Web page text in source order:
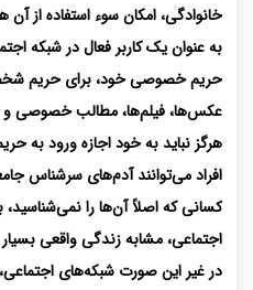
خانوادگی، امکان سوء استفاده از آن
به‌ عنوان یک کاربر فعال در شبکه
حریم خصوصی خود، برای حریم
عکس‌ها، فیلم‌ها، مطالب خصوصی و
هرگز نباید به خود اجازه ورود به
افراد می‌توانند آدم‌های سرشناس
کسانی که اصلاً آن‌ها را
اجتماعی، مشابه زندگی واقعی
در غیر این صورت شبکه‌های